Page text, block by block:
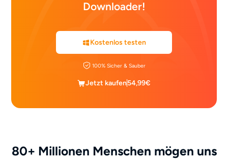
Downloader!
Kostenlos testen
100% Sicher & Sauber
Jetzt kaufen54,99€
80+ Millionen Menschen mögen uns